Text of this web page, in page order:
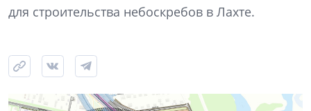
для строительства небоскребов в Лахте.